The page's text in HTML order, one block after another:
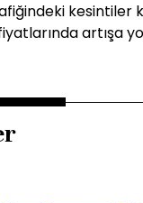
kesintiler
artışa